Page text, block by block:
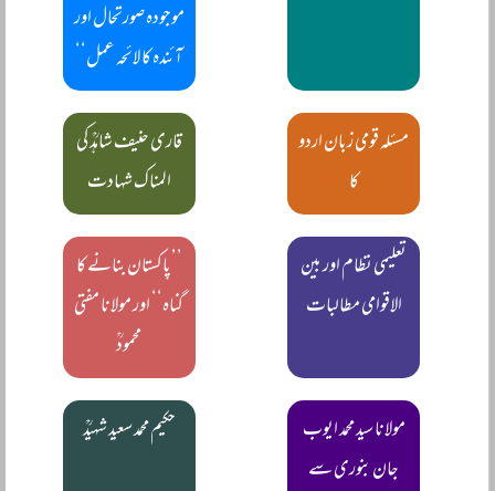
موجودہ صورتحال اور
آئندہ کا لائحہ عمل‘‘
مسئلہ قومی زبان اردو
کا
قاری حنیف شاہدؒ کی
المناک شہادت
تعلیمی نظام اور بین
الاقوامی مطالبات
’’پاکستان بنانے کا
گناہ‘‘ اور مولانا مفتی
محمودؒ
مولانا سید محمد ایوب
جان بنوری سے
حکیم محمد سعید شہیدؒ